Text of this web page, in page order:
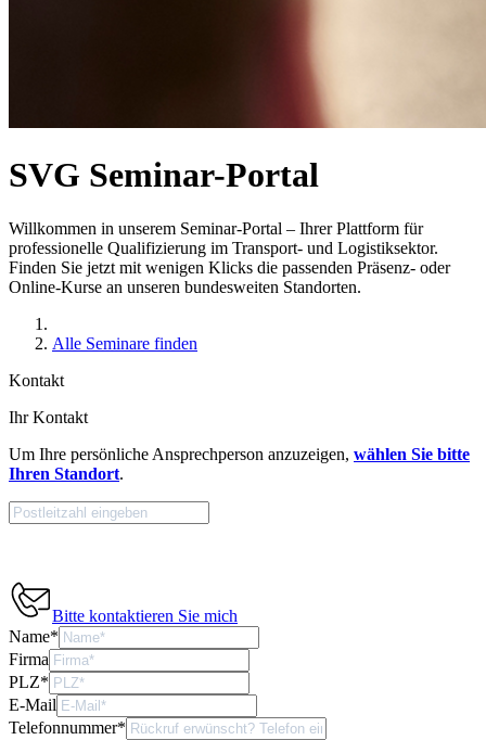
SVG Seminar-Portal
Willkommen in unserem Seminar-Portal – Ihrer Plattform für
professionelle Qualifizierung im Transport- und Logistiksektor.
Finden Sie jetzt mit wenigen Klicks die passenden Präsenz- oder
Online-Kurse an unseren bundesweiten Standorten.
Alle Seminare finden
Kontakt
Ihr Kontakt
Um Ihre persönliche Ansprechperson anzuzeigen, wählen Sie bitte
Ihren Standort.
Bitte kontaktieren Sie mich
Name*
Firma
PLZ*
E-Mail
Telefonnummer*